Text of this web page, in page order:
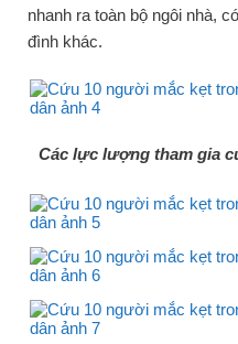
nhanh ra toàn bộ ngôi nhà,
đình khác.
Các lực lượng tham gia